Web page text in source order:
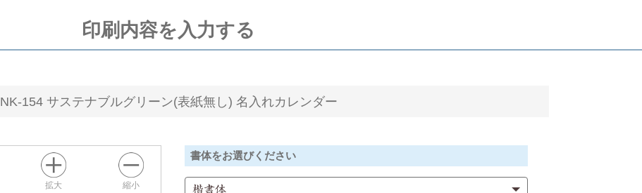
印刷内容を入力する
NK-154 サステナブルグリーン(表紙無し) 名入れカレンダー
拡大 縮小
書体をお選びください
楷書体